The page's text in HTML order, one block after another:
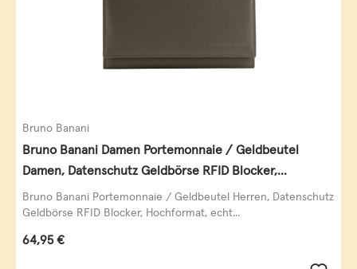
Bruno Banani
Bruno Banani Damen Portemonnaie / Geldbeutel
Damen, Datenschutz Geldbörse RFID Blocker,
Querformat, echt Leder, taupe
Bruno Banani Portemonnaie / Geldbeutel Herren, Datenschutz
Geldbörse RFID Blocker, Hochformat, echt...
Regulärer Preis:
64,95 €